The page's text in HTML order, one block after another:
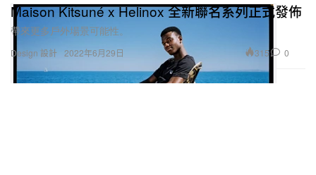
Design 設計
Maison Kitsuné x Helinox 全新聯名系列正式發佈
帶來更多戶外場景可能性。
2022年6月29日 315 0